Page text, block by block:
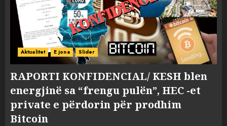
Aktualitet E jona Slider
RAPORTI KONFIDENCIAL/ KESH blen
energjinë sa “frengu pulën”, HEC -et
private e përdorin për prodhim
Bitcoin